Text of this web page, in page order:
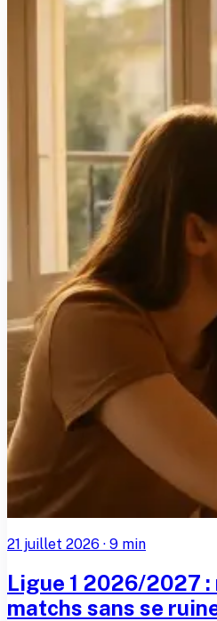
21 juillet 2026 · 9 min
Ligue 1 2026/2027
matchs sans se